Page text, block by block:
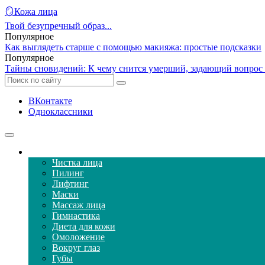
🪞Кожа лица
Твой безупречный образ...
Популярное
Как выглядеть старше с помощью макияжа: простые подсказки
Популярное
Тайны сновидений: К чему снится умерший, задающий вопрос
ВКонтакте
Одноклассники
Чистка лица
Пилинг
Лифтинг
Маски
Массаж лица
Гимнастика
Диета для кожи
Омоложение
Вокруг глаз
Губы